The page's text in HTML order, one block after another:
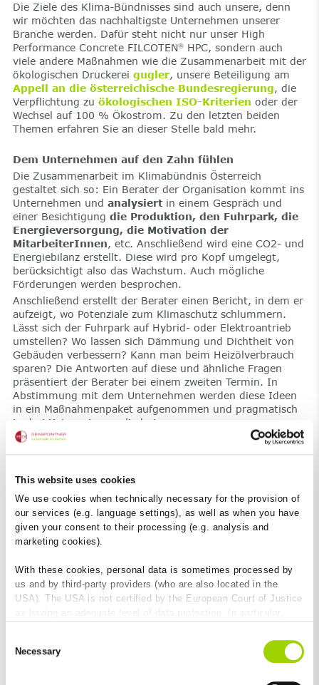
This website uses cookies
We use cookies when technically necessary for the provision of
our services (e.g. language settings), as well as when you have
given your consent to their processing (e.g. analysis and
marketing cookies).
With these cookies, personal data is sometimes processed by
us and by third-party providers (who are also located in the
USA). The USA is not certified by the European Court of Justice
as having an adequate level of data protection. In particular,
authorities for control and monitoring purposes and that no
effective legal remedies are available against this. By clicking
Selection
Necessary
Die Ziele des Klima-Bündnisses sind auch unsere, denn
wir möchten das nachhaltigste Unternehmen unserer
Branche werden. Dafür steht nicht nur unser High
Performance Concrete FILCOTEN®HPC, sondern auch
viele andere Maßnahmen wie die Zusammenarbeit mit der
ökologischen Druckerei gugler, unsere Beteiligung am
Appell an die österreichische Bundesregierung, die
Verpflichtung zu ökologischen ISO-Kriterien oder der
Wechsel auf 100 % Ökostrom. Zu den letzten beiden
Themen erfahren Sie an dieser Stelle bald mehr.
Dem Unternehmen auf den Zahn fühlen
Die Zusammenarbeit im Klimabündnis Österreich
gestaltet sich so: Ein Berater der Organisation kommt ins
Unternehmen und analysiertin einem Gespräch und
einer Besichtigung die Produktion, den Fuhrpark, die
Energieversorgung, die Motivation der
MitarbeiterInnen, etc. Anschließend wird eine CO2- und
Energiebilanz erstellt. Diese wird pro Kopf umgelegt,
berücksichtigt also das Wachstum. Auch mögliche
Förderungen werden besprochen.
Anschließend erstellt der Berater einen Bericht, in dem er
aufzeigt, wo Potenziale zum Klimaschutz schlummern.
Lässt sich der Fuhrpark auf Hybrid- oder Elektroantrieb
umstellen? Wo lassen sich Dämmung und Dichtheit von
Gebäuden verbessern? Kann man beim Heizölverbrauch
sparen? Die Antworten auf diese und ähnliche Fragen
präsentiert der Berater bei einem zweiten Termin. In
Abstimmung mit dem Unternehmen werden diese Ideen
in ein Maßnahmenpaket aufgenommen und pragmatisch
in drei Kategorien gegliedert.
Die drei Stufen
Diese sollten zuerst abgearbeitet werden. Zum
Erstaunen der meisten gibt es hier bereits eine große
Vielzahl an effektiven Möglichkeiten durch
Verhaltensänderungen.